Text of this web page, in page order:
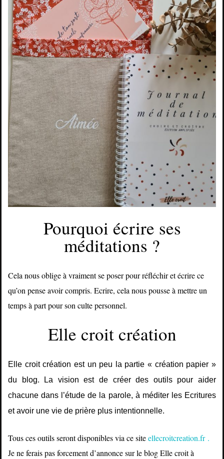
Pourquoi écrire ses
méditations ?
Cela nous oblige à vraiment se poser pour réfléchir et écrire ce
qu’on pense avoir compris. Ecrire, cela nous pousse à mettre un
temps à part pour son culte personnel.
Elle croit création
Elle croit création est un peu la partie « création papier »
du blog. La vision est de créer des outils pour aider
chacune dans l’étude de la parole, à méditer les Ecritures
et avoir une vie de prière plus intentionnelle.
Tous ces outils seront disponibles via ce siteellecroitcreation.fr.
Je ne ferais pas forcement d’annonce sur le blog Elle croit à